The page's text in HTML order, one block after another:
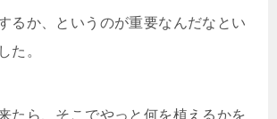
るか、というのが重要なんだなとい
た。
たら、そこでやっと何を植えるかを